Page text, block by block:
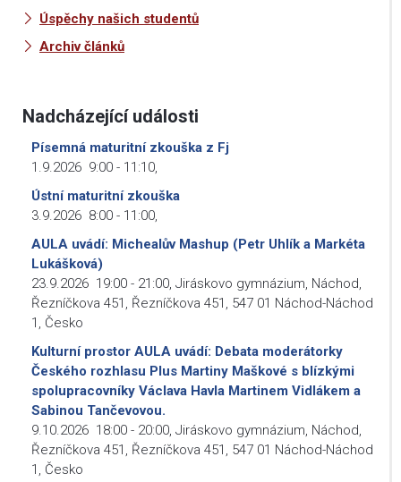
Úspěchy našich studentů
Archiv článků
Nadcházející události
Písemná maturitní zkouška z Fj
1.9.2026 9:00 - 11:10,
Ústní maturitní zkouška
3.9.2026 8:00 - 11:00,
AULA uvádí: Michealův Mashup (Petr Uhlík a Markéta
Lukášková)
23.9.2026 19:00 - 21:00, Jiráskovo gymnázium, Náchod,
Řezníčkova 451, Řezníčkova 451, 547 01 Náchod-Náchod
1, Česko
Kulturní prostor AULA uvádí: Debata moderátorky
Českého rozhlasu Plus Martiny Maškové s blízkými
spolupracovníky Václava Havla Martinem Vidlákem a
Sabinou Tančevovou.
9.10.2026 18:00 - 20:00, Jiráskovo gymnázium, Náchod,
Řezníčkova 451, Řezníčkova 451, 547 01 Náchod-Náchod
1, Česko